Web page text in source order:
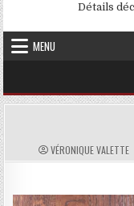
Détails
MENU
AUTHOR:
VÉRONIQUE VALETTE